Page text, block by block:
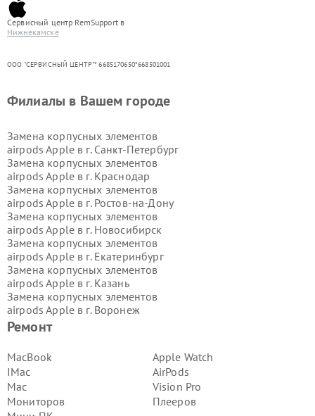
Сервисный центр RemSupport в
Нижнекамске
ООО "СЕРВИСНЫЙ ЦЕНТР"* 6685170650*668501001
Ремонт
MacBook
IMac
Mac
Мониторов
Apple Watch
AirPods
Vision Pro
Плееров
Филиалы в Вашем городе
Замена корпусных элементов
airpods Apple в г. Санкт-Петербург
Замена корпусных элементов
airpods Apple в г. Краснодар
Замена корпусных элементов
airpods Apple в г. Ростов-на-Дону
Замена корпусных элементов
airpods Apple в г. Новосибирск
Замена корпусных элементов
airpods Apple в г. Екатеринбург
Замена корпусных элементов
airpods Apple в г. Казань
Замена корпусных элементов
airpods Apple в г. Воронеж
Замена корпусных элементов
Замена корпусных элементов
airpods Apple в г.
Замена корпусных элементов
airpods Apple в г.
Замена корпусных элементов